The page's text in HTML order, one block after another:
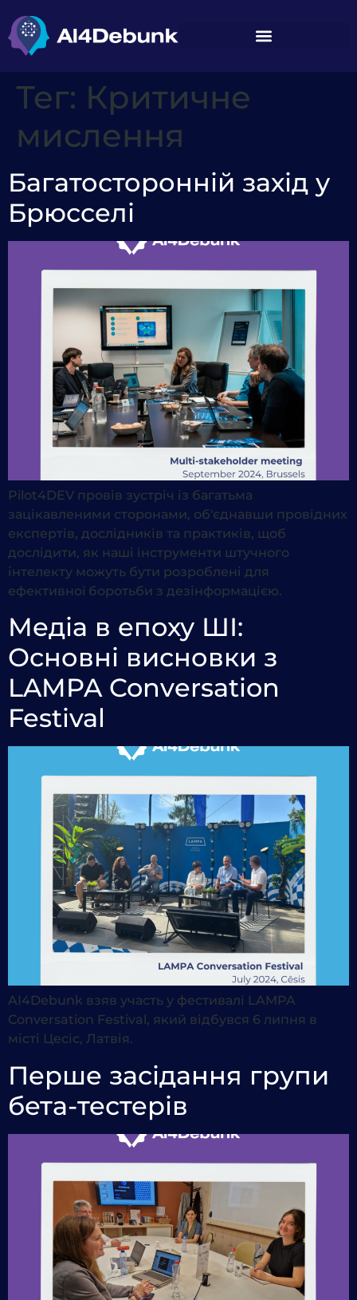
вмісту
Тег: Критичне
мислення
Багатосторонній захід у
Брюсселі
Pilot4DEV провів зустріч із багатьма
зацікавленими сторонами, об'єднавши провідних
експертів, дослідників та практиків, щоб
дослідити, як наші інструменти штучного
інтелекту можуть бути розроблені для
ефективної боротьби з дезінформацією.
Медіа в епоху ШІ:
Основні висновки з
LAMPA Conversation
Festival
AI4Debunk взяв участь у фестивалі LAMPA
Conversation Festival, який відбувся 6 липня в
місті Цесіс, Латвія.
Перше засідання групи
бета-тестерів